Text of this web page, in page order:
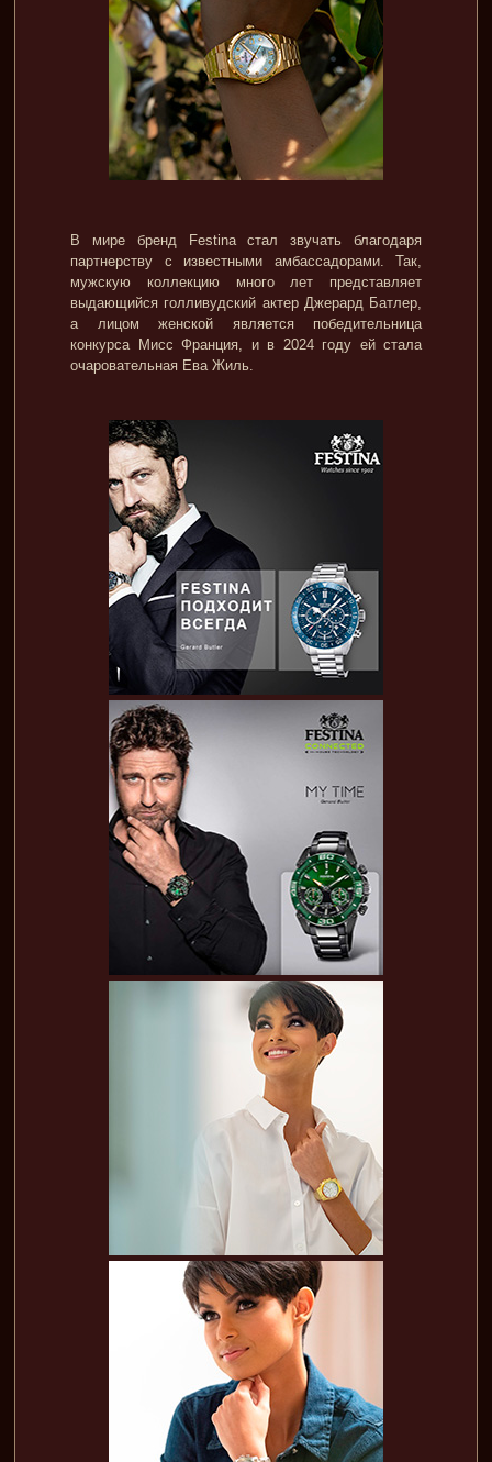
В мире бренд Festina стал звучать благодаря
партнерству с известными амбассадорами. Так,
мужскую коллекцию много лет представляет
выдающийся голливудский актер Джерард Батлер,
а лицом женской является победительница
конкурса Мисс Франция, и в 2024 году ей стала
очаровательная Ева Жиль.